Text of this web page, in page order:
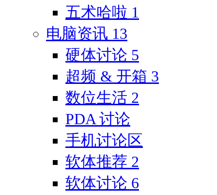
五术哈啦 1
电脑资讯 13
硬体讨论 5
超频 & 开箱 3
数位生活 2
PDA 讨论
手机讨论区
软体推荐 2
软体讨论 6